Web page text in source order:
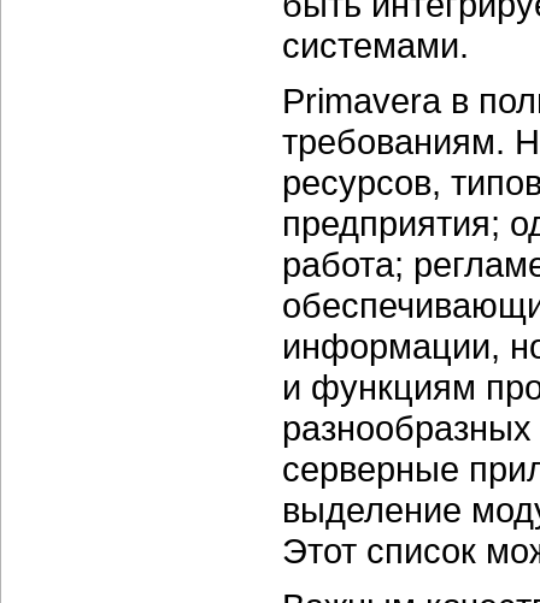
системами.
Primavera в
требованиям.
ресурсов,
предприятия;
работа;
информации,
и функциям
серверные
выделение
Этот список